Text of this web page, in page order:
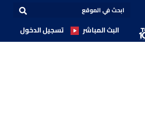
البث المباشر تسجيل الدخول